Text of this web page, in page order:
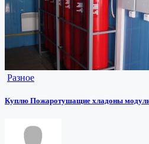
Разное
Куплю Пожаротушащие хладоны